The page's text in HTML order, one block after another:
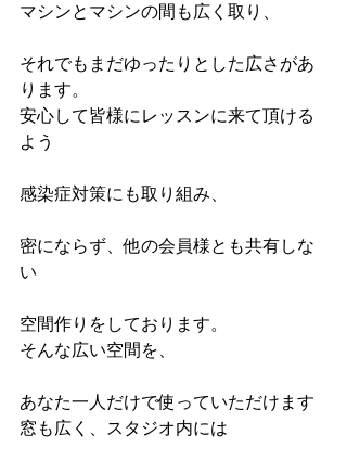
マシンとマシンの間も広く取り、
それでもまだゆったりとした広さがあ
ります。
安心して皆様にレッスンに来て頂ける
よう
感染症対策にも取り組み、
密にならず、他の会員様とも共有しな
い
空間作りをしております。
そんな広い空間を、
あなた一人だけで使っていただけます
窓も広く、スタジオ内には